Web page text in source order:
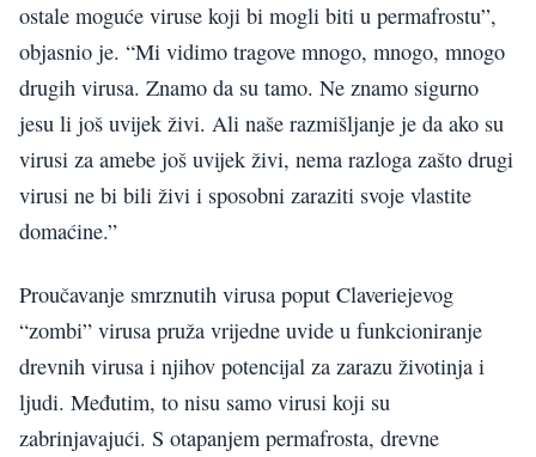
ostale moguće viruse koji bi mogli biti u permafrostu”,
objasnio je. “Mi vidimo tragove mnogo, mnogo, mnogo
drugih virusa. Znamo da su tamo. Ne znamo sigurno
jesu li još uvijek živi. Ali naše razmišljanje je da ako su
virusi za amebe još uvijek živi, nema razloga zašto drugi
virusi ne bi bili živi i sposobni zaraziti svoje vlastite
domaćine.”
Proučavanje smrznutih virusa poput Claveriejevog
“zombi” virusa pruža vrijedne uvide u funkcioniranje
drevnih virusa i njihov potencijal za zarazu životinja i
ljudi. Međutim, to nisu samo virusi koji su
zabrinjavajući. S otapanjem permafrosta, drevne